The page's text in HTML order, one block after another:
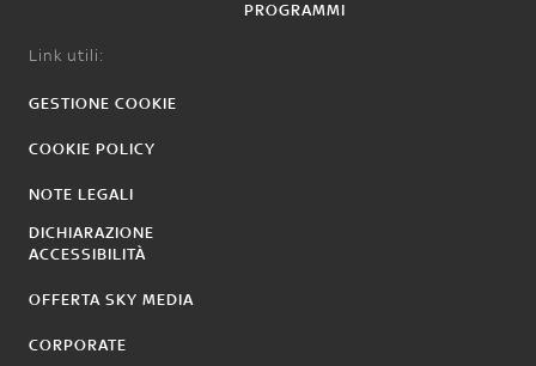
PROGRAMMI
Link utili:
GESTIONE COOKIE
COOKIE POLICY
NOTE LEGALI
DICHIARAZIONE
ACCESSIBILITÀ
OFFERTA SKY MEDIA
CORPORATE